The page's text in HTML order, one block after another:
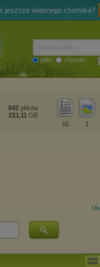
jeszcze własnego chomika?
pliki chomiki
1
55
842 plików
153,11 GB